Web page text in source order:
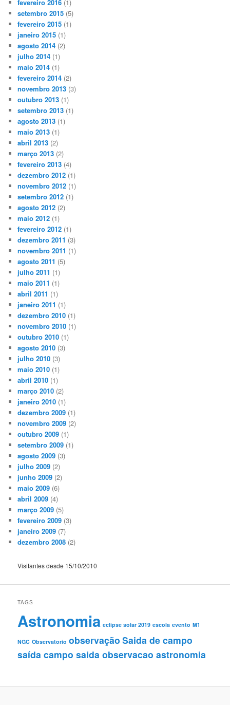
fevereiro 2016 (1)
setembro 2015 (5)
fevereiro 2015 (1)
janeiro 2015 (1)
agosto 2014 (2)
julho 2014 (1)
maio 2014 (1)
fevereiro 2014 (2)
novembro 2013 (3)
outubro 2013 (1)
setembro 2013 (1)
agosto 2013 (1)
maio 2013 (1)
abril 2013 (2)
março 2013 (2)
fevereiro 2013 (4)
dezembro 2012 (1)
novembro 2012 (1)
setembro 2012 (1)
agosto 2012 (2)
maio 2012 (1)
fevereiro 2012 (1)
dezembro 2011 (3)
novembro 2011 (1)
agosto 2011 (5)
julho 2011 (1)
maio 2011 (1)
abril 2011 (1)
janeiro 2011 (1)
dezembro 2010 (1)
novembro 2010 (1)
outubro 2010 (1)
agosto 2010 (3)
julho 2010 (3)
maio 2010 (1)
abril 2010 (1)
março 2010 (2)
janeiro 2010 (1)
dezembro 2009 (1)
novembro 2009 (2)
outubro 2009 (1)
setembro 2009 (1)
agosto 2009 (3)
julho 2009 (2)
junho 2009 (2)
maio 2009 (6)
abril 2009 (4)
março 2009 (5)
fevereiro 2009 (3)
janeiro 2009 (7)
dezembro 2008 (2)
Visitantes desde 15/10/2010
TAGS
Astronomia eclipse solar 2019 escola evento M1
NGC Observatorio observação Saida de campo
saída campo saida observacao astronomia